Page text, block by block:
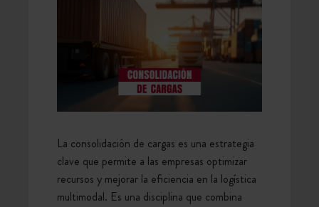
UN
PILAR
EN
LA
La consolidación de cargas es una estrategia
clave que permite a las empresas optimizar
recursos y mejorar la eficiencia en la logística
multimodal. Es una disciplina que combina